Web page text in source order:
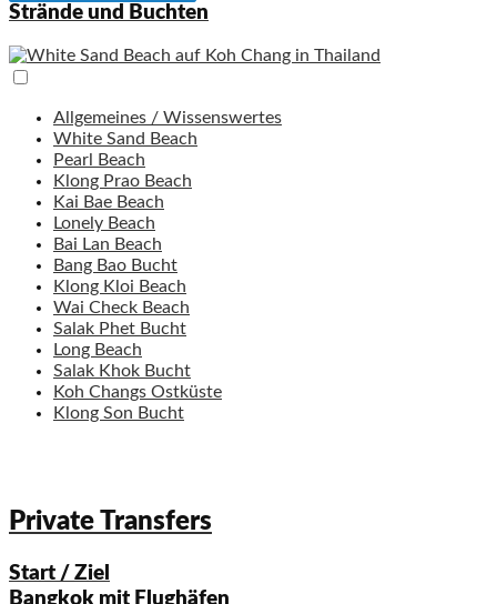
Strände und Buchten
Allgemeines / Wissenswertes
White Sand Beach
Pearl Beach
Klong Prao Beach
Kai Bae Beach
Lonely Beach
Bai Lan Beach
Bang Bao Bucht
Klong Kloi Beach
Wai Check Beach
Salak Phet Bucht
Long Beach
Salak Khok Bucht
Koh Changs Ostküste
Klong Son Bucht
Private Transfers
Start / Ziel
Bangkok mit Flughäfen